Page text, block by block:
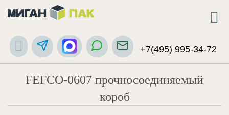
+7(495) 995-34-72
FEFCO-0607 прочносоединяемый
короб